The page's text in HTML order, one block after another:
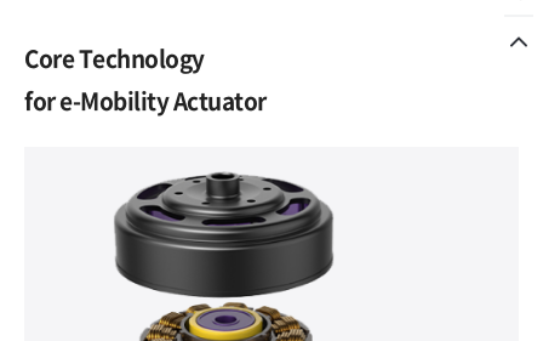
Core Technology
for e-Mobility Actuator